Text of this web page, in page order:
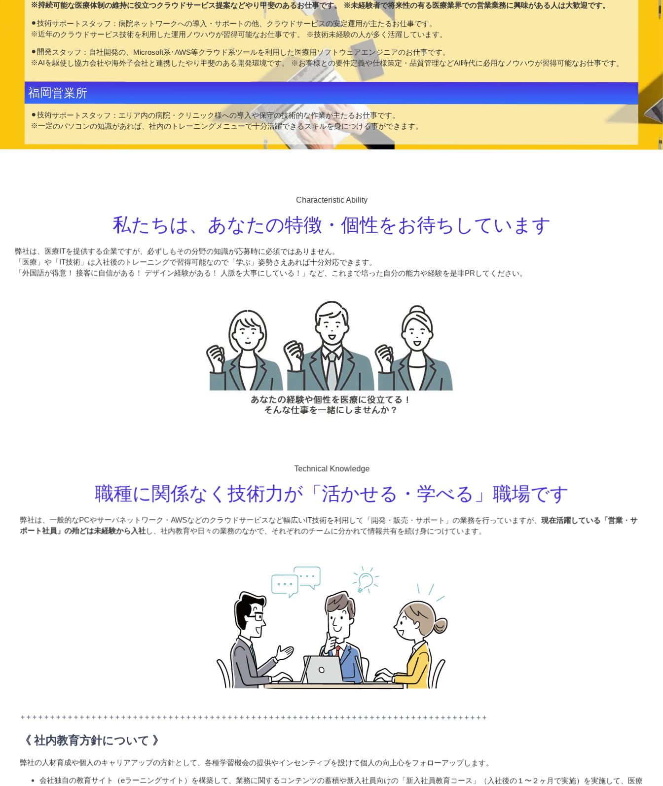
※持続可能な医療体制の維持に役立つクラウドサービス提案などやり甲斐のあるお仕事です。 ※未経験者で将来性の有る医療業界での営業業務に興味がある人は大歓迎です。
⚫︎技術サポートスタッフ：病院ネットワークへの導入・サポートの他、クラウドサービスの安定運用が主たるお仕事です。
※近年のクラウドサービス技術を利用した運用ノウハウが習得可能なお仕事です。 ※技術未経験の人が多く活躍しています。
⚫︎開発スタッフ：自社開発の、Microsoft系･AWS等クラウド系ツールを利用した医療用ソフトウェアエンジニアのお仕事です。
※AIを駆使し協力会社や海外子会社と連携したやり甲斐のある開発環境です。 ※お客様との要件定義や仕様策定・品質管理などAI時代に必用なノウハウが習得可能なお仕事です。
福岡営業所
⚫︎技術サポートスタッフ：エリア内の病院・クリニック様への導入や保守の技術的な作業が主たるお仕事です。
※一定のパソコンの知識があれば、社内のトレーニングメニューで十分活躍できるスキルを身につける事ができます。
Characteristic Ability
私たちは、あなたの特徴・個性をお待ちしています
弊社は、医療ITを提供する企業ですが、必ずしもその分野の知識が応募時に必須ではありません。
「医療」や「IT技術」は入社後のトレーニングで習得可能なので「学ぶ」姿勢さえあれば十分対応できます。
「外国語が得意！ 接客に自信がある！ デザイン経験がある！ 人脈を大事にしている！」など、これまで培った自分の能力や経験を是非PRしてください。
Technical Knowledge
職種に関係なく技術力が「活かせる・学べる」職場です
弊社は、一般的なPCやサーバネットワーク・AWSなどのクラウドサービスなど幅広いIT技術を利用して「開発・販売・サポート」の業務を行っていますが、現在活躍している「営業・サ
ポート社員」の殆どは未経験から入社し、社内教育や日々の業務のなかで、それぞれのチームに分かれて情報共有を続け身につけています。
《 社内教育方針について 》
弊社の人材育成や個人のキャリアアップの方針として、各種学習機会の提供やインセンティブを設けて個人の向上心をフォローアップします。
会社独自の教育サイト（eラーニングサイト）を構築して、業務に関するコンテンツの蓄積や新入社員向けの「新入社員教育コース」（入社後の１〜２ヶ月で実施）を実施して、医療